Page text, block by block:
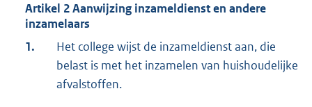
Artikel 2 Aanwijzing inzameldienst en andere
inzamelaars
1.
Het college wijst de inzameldienst aan, die
belast is met het inzamelen van huishoudelijke
afvalstoffen.